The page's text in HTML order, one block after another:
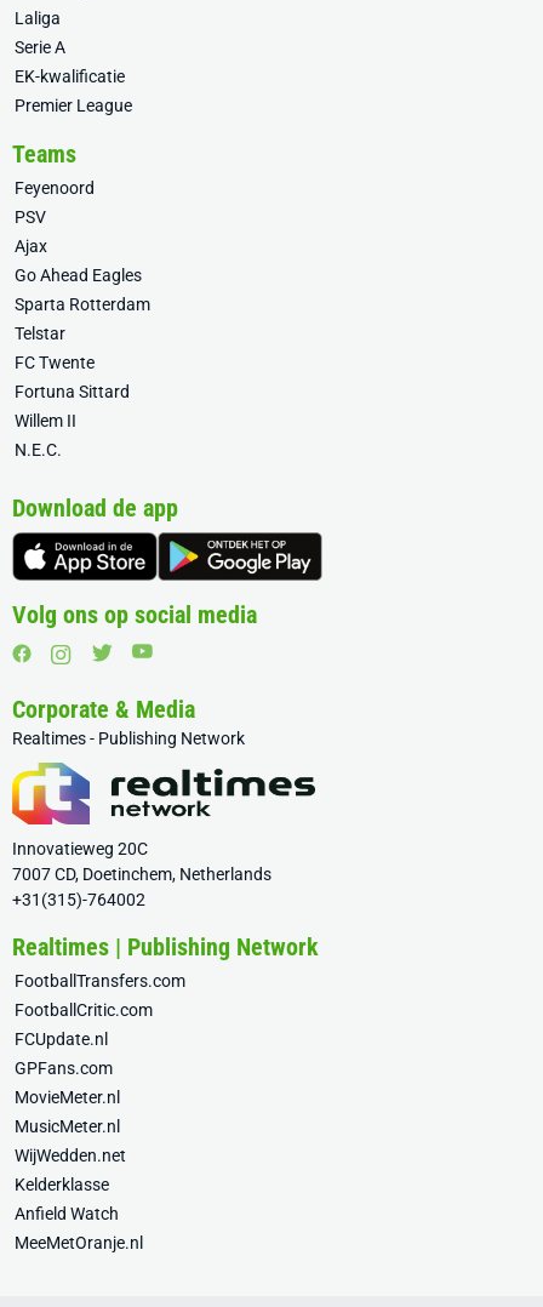
Laliga
Serie A
EK-kwalificatie
Premier League
Teams
Feyenoord
PSV
Ajax
Go Ahead Eagles
Sparta Rotterdam
Telstar
FC Twente
Fortuna Sittard
Willem II
N.E.C.
Download de app
Volg ons op social media
Corporate & Media
Realtimes - Publishing Network
Innovatieweg 20C
7007 CD, Doetinchem, Netherlands
+31(315)-764002
Realtimes | Publishing Network
FootballTransfers.com
FootballCritic.com
FCUpdate.nl
GPFans.com
MovieMeter.nl
MusicMeter.nl
WijWedden.net
Kelderklasse
Anfield Watch
MeeMetOranje.nl